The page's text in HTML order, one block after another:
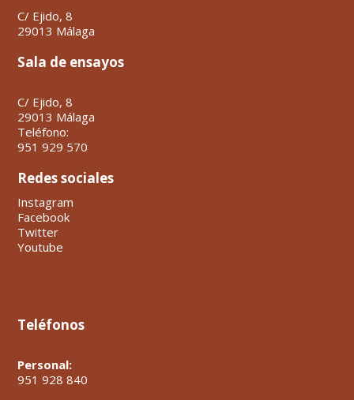
C/ Ejido, 8
29013 Málaga
Sala de ensayos
C/ Ejido, 8
29013 Málaga
Teléfono:
951 929 570
Redes sociales
Instagram
Facebook
Twitter
Youtube
Teléfonos
Personal:
951 928 840